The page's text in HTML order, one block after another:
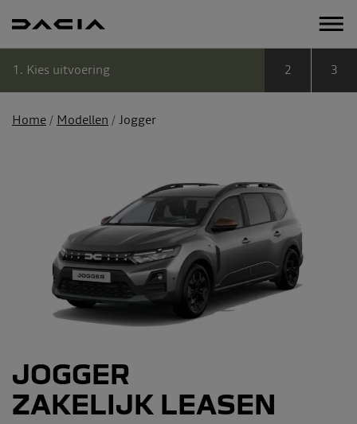
1 Kies uitvoering 2 3
Home Modellen Jogger
JOGGER
ZAKELIJK LEASEN